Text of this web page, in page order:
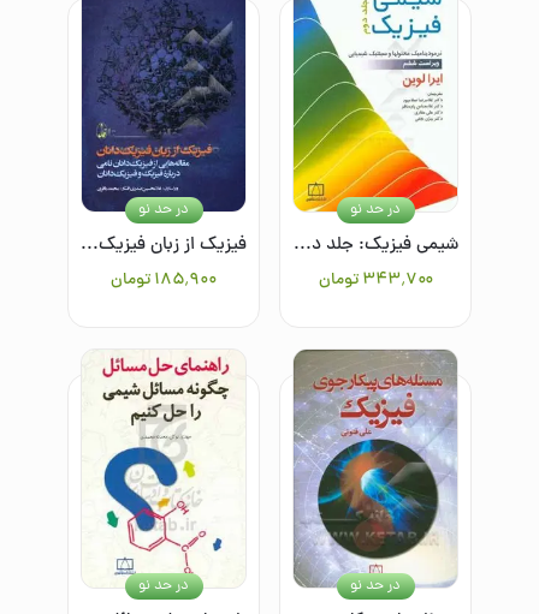
شیمی فیزیک: جلد دوم/ترمودینامیک محلولها و سینتیک شیمیایی
۳۴۳٬۷۰۰ تومان
در حد نو
فیزیک از زبان فیزیک‌دانان: مقاله‌هایی از فیزیک‌دانان نامی درباره فیزیک و فیزیک‌دانان
۱۸۵٬۹۰۰تومان
در حد نو
در حد نو در حد نو